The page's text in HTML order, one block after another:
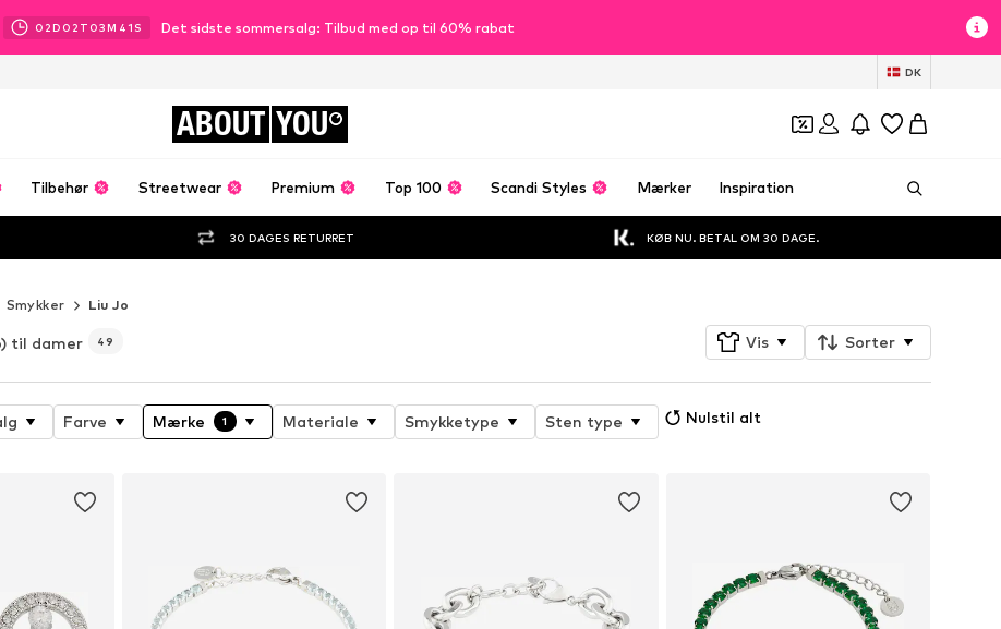
02D 02 T 03M 40S Det sidste sommersalg: Tilbud med op til 60% rabat
DK
ABOUT YOU
Tilbehør Streetwear Premium Top 100 Scandi Styles Mærker Inspiration
30 DAGES RETURRET KØB NU. BETAL OM 30 DAGE.
Smykker Liu Jo
til damer 49 Vis Sorter
Farve Mærke 1 Materiale Smykketype Sten type Nulstil alt